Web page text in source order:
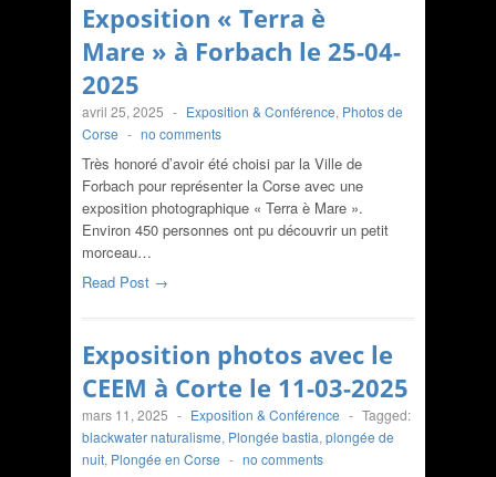
Exposition « Terra è
Mare » à Forbach le 25-04-
2025
avril 25, 2025 - Exposition & Conférence, Photos de
Corse - no comments
Très honoré d’avoir été choisi par la Ville de
Forbach pour représenter la Corse avec une
exposition photographique « Terra è Mare ».
Environ 450 personnes ont pu découvrir un petit
morceau…
Read Post →
Exposition photos avec le
CEEM à Corte le 11-03-2025
mars 11, 2025 - Exposition & Conférence - Tagged:
blackwater naturalisme, Plongée bastia, plongée de
nuit, Plongée en Corse - no comments